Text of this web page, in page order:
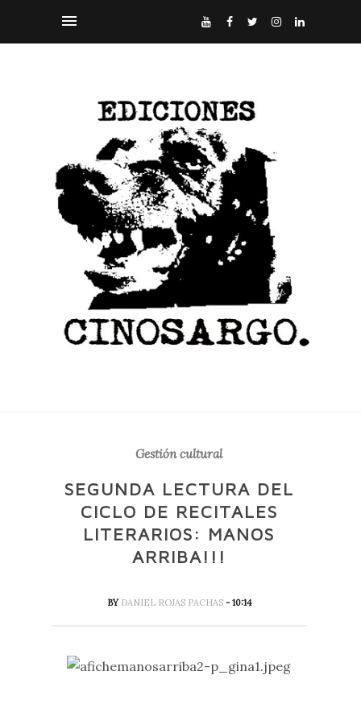
Gestión cultural
SEGUNDA LECTURA DEL
CICLO DE RECITALES
LITERARIOS: MANOS
ARRIBA!!!
BY DANIEL ROJAS PACHAS - 10:14